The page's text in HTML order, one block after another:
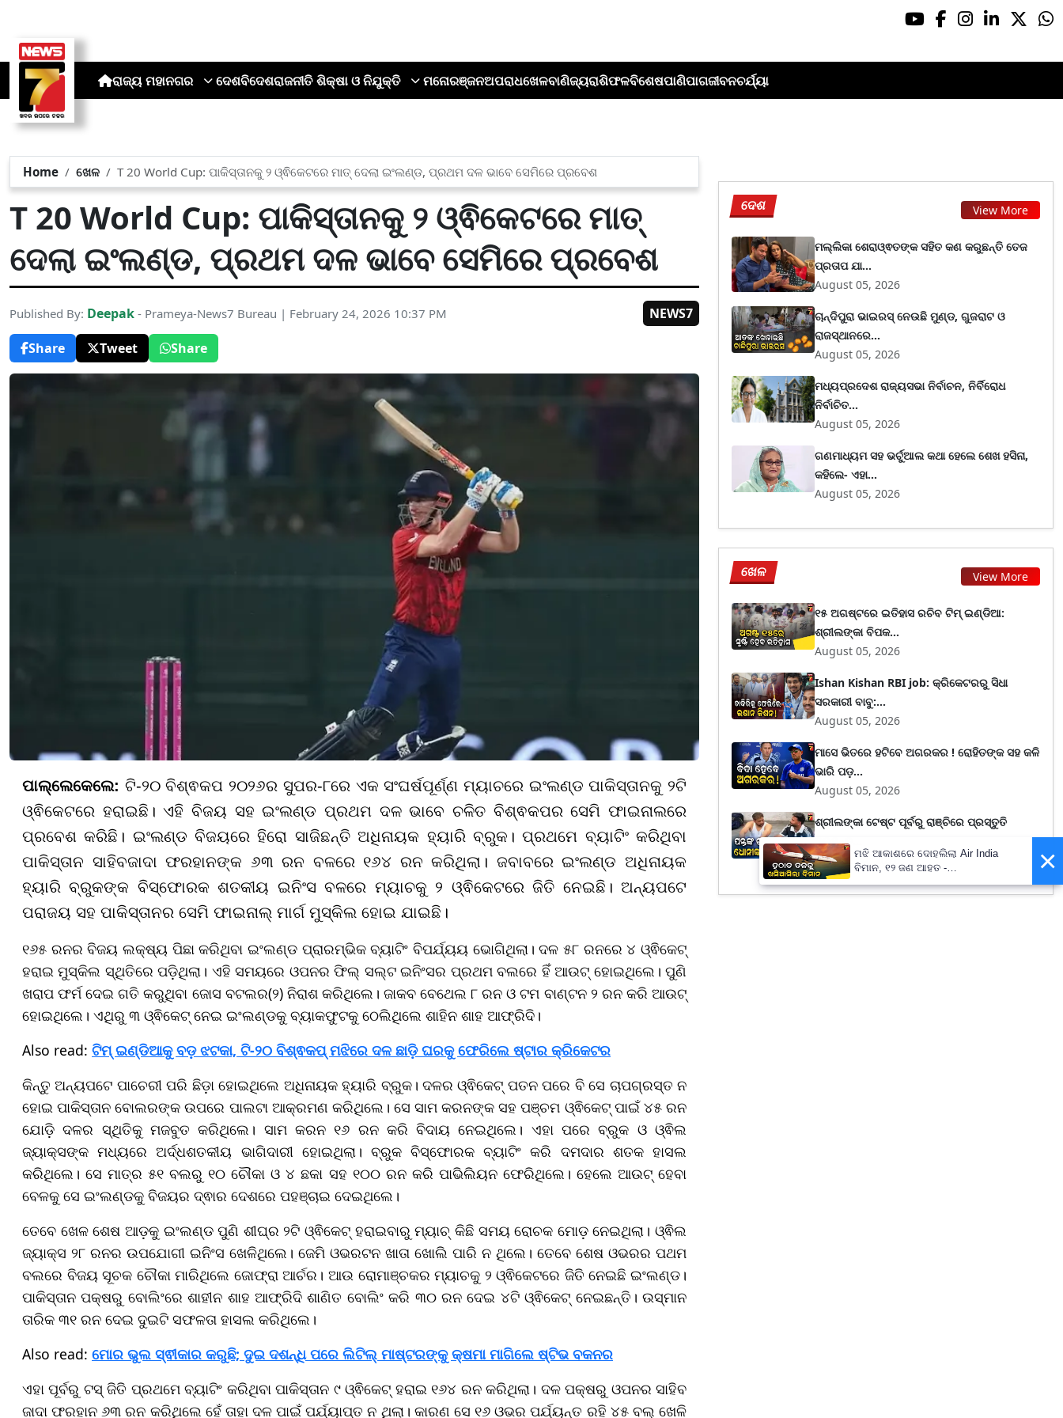
ରାଜ୍ୟ ମହାନଗର ଦେଶବିଦେଶରାଜନୀତି ଶିକ୍ଷା ଓ ନିଯୁକ୍ତି ମନୋରଞ୍ଜନଅପରାଧଖେଳବାଣିଜ୍ୟରାଶିଫଳବିଶେଷପାଣିପାଗଜୀବନଚର୍ଯ୍ୟା
Home ଖେଳ T 20 World Cup: ପାକିସ୍ତାନକୁ ୨ ଓ୍ଵିକେଟରେ ମାତ୍ ଦେଲା ଇଂଲଣ୍ଡ, ପ୍ରଥମ ଦଳ ଭାବେ ସେମିରେ ପ୍ରବେଶ
T 20 World Cup: ପାକିସ୍ତାନକୁ ୨ ଓ୍ଵିକେଟରେ ମାତ୍
ଦେଲା ଇଂଲଣ୍ଡ, ପ୍ରଥମ ଦଳ ଭାବେ ସେମିରେ ପ୍ରବେଶ
Published By: Deepak - Prameya-News7 Bureau | February 24, 2026 10:37 PM
NEWS7
Share
Tweet Share
ପାଲ୍ଲେକେଲେ: ଟି-୨୦ ବିଶ୍ଵକପ ୨୦୨୬ର ସୁପର-୮ରେ ଏକ ସଂଘର୍ଷପୂର୍ଣ୍ଣ ମ୍ୟାଚରେ ଇଂଲଣ୍ଡ ପାକିସ୍ତାନକୁ ୨ଟି
ଓ୍ଵିକେଟରେ ହରାଇଛି। ଏହି ବିଜୟ ସହ ଇଂଲଣ୍ଡ ପ୍ରଥମ ଦଳ ଭାବେ ଚଳିତ ବିଶ୍ଵକପର ସେମି ଫାଇନାଲରେ
ପ୍ରବେଶ କରିଛି। ଇଂଲଣ୍ଡ ବିଜୟରେ ହିରୋ ସାଜିଛନ୍ତି ଅଧିନାୟକ ହ୍ୟାରି ବ୍ରୁକ। ପ୍ରଥମେ ବ୍ୟାଟିଂ କରିଥିବା
ପାକିସ୍ତାନ ସାହିବଜାଦା ଫରହାନଙ୍କ ୬୩ ରନ ବଳରେ ୧୬୪ ରନ କରିଥିଲା। ଜବାବରେ ଇଂଲଣ୍ଡ ଅଧିନାୟକ
ହ୍ୟାରି ବ୍ରୁକଙ୍କ ବିସ୍ଫୋରକ ଶତକୀୟ ଇନିଂସ ବଳରେ ମ୍ୟାଚକୁ ୨ ଓ୍ଵିକେଟରେ ଜିତି ନେଇଛି। ଅନ୍ୟପଟେ
ପରାଜୟ ସହ ପାକିସ୍ତାନର ସେମି ଫାଇନାଲ୍ ମାର୍ଗ ମୁସ୍କିଲ ହୋଇ ଯାଇଛି।
୧୬୫ ରନର ବିଜୟ ଲକ୍ଷ୍ୟ ପିଛା କରିଥିବା ଇଂଲଣ୍ଡ ପ୍ରାରମ୍ଭିକ ବ୍ୟାଟିଂ ବିପର୍ଯ୍ୟୟ ଭୋଗିଥିଲା। ଦଳ ୫୮ ରନରେ ୪ ଓ୍ଵିକେଟ୍
ହରାଇ ମୁସ୍କିଲ ସ୍ଥିତିରେ ପଡ଼ିଥିଲା। ଏହି ସମୟରେ ଓପନର ଫିଲ୍ ସଲ୍ଟ ଇନିଂସର ପ୍ରଥମ ବଲରେ ହିଁ ଆଉଟ୍ ହୋଇଥିଲେ। ପୁଣି
ଖରାପ ଫର୍ମ ଦେଇ ଗତି କରୁଥିବା ଜୋସ ବଟଲର(୨) ନିରାଶ କରିଥିଲେ। ଜାକବ ବେଥେଲ ୮ ରନ ଓ ଟମ ବାଣ୍ଟନ ୨ ରନ କରି ଆଉଟ୍
ହୋଇଥିଲେ। ଏଥିରୁ ୩ ଓ୍ଵିକେଟ୍ ନେଇ ଇଂଲଣ୍ଡକୁ ବ୍ୟାକଫୁଟକୁ ଠେଲିଥିଲେ ଶାହିନ ଶାହ ଆଫ୍ରିଦି।
Also read: ଟିମ୍ ଇଣ୍ଡିଆକୁ ବଡ଼ ଝଟକା, ଟି-୨୦ ବିଶ୍ଵକପ୍ ମଝିରେ ଦଳ ଛାଡ଼ି ଘରକୁ ଫେରିଲେ ଷ୍ଟାର କ୍ରିକେଟର
କିନ୍ତୁ ଅନ୍ୟପଟେ ପାଚେରୀ ପରି ଛିଡ଼ା ହୋଇଥିଲେ ଅଧିନାୟକ ହ୍ୟାରି ବ୍ରୁକ। ଦଳର ଓ୍ଵିକେଟ୍ ପତନ ପରେ ବି ସେ ଚାପଗ୍ରସ୍ତ ନ
ହୋଇ ପାକିସ୍ତାନ ବୋଲରଙ୍କ ଉପରେ ପାଲଟା ଆକ୍ରମଣ କରିଥିଲେ। ସେ ସାମ କରନଙ୍କ ସହ ପଞ୍ଚମ ଓ୍ଵିକେଟ୍ ପାଇଁ ୪୫ ରନ
ଯୋଡ଼ି ଦଳର ସ୍ଥିତିକୁ ମଜବୁତ କରିଥିଲେ। ସାମ କରନ ୧୬ ରନ କରି ବିଦାୟ ନେଇଥିଲେ। ଏହା ପରେ ବ୍ରୁକ ଓ ଓ୍ଵିଲ
ଜ୍ୟାକ୍ସଙ୍କ ମଧ୍ୟରେ ଅର୍ଦ୍ଧଶତକୀୟ ଭାଗିଦାରୀ ହୋଇଥିଲା। ବ୍ରୁକ ବିସ୍ଫୋରକ ବ୍ୟାଟିଂ କରି ଦମଦାର ଶତକ ହାସଲ
କରିଥିଲେ। ସେ ମାତ୍ର ୫୧ ବଲରୁ ୧୦ ଚୌକା ଓ ୪ ଛକା ସହ ୧୦୦ ରନ କରି ପାଭିଲିୟନ ଫେରିଥିଲେ। ହେଲେ ଆଉଟ୍ ହେବା
ବେଳକୁ ସେ ଇଂଲଣ୍ଡକୁ ବିଜୟର ଦ୍ଵାର ଦେଶରେ ପହଞ୍ଚାଇ ଦେଇଥିଲେ।
ତେବେ ଖେଳ ଶେଷ ଆଡ଼କୁ ଇଂଲଣ୍ଡ ପୁଣି ଶୀଘ୍ର ୨ଟି ଓ୍ଵିକେଟ୍ ହରାଇବାରୁ ମ୍ୟାଚ୍ କିଛି ସମୟ ରୋଚକ ମୋଡ଼ ନେଇଥିଲା। ଓ୍ଵିଲ
ଜ୍ୟାକ୍ସ ୨୮ ରନର ଉପଯୋଗୀ ଇନିଂସ ଖେଳିଥିଲେ। ଜେମି ଓଭରଟନ ଖାତା ଖୋଲି ପାରି ନ ଥିଲେ। ତେବେ ଶେଷ ଓଭରର ପଥମ
ବଲରେ ବିଜୟ ସୂଚକ ଚୌକା ମାରିଥିଲେ ଜୋଫ୍ରା ଆର୍ଚର। ଆଉ ରୋମାଞ୍ଚକର ମ୍ୟାଚକୁ ୨ ଓ୍ଵିକେଟରେ ଜିତି ନେଇଛି ଇଂଲଣ୍ଡ।
ପାକିସ୍ତାନ ପକ୍ଷରୁ ବୋଲିଂରେ ଶାହୀନ ଶାହ ଆଫ୍ରିଦି ଶାଣିତ ବୋଲିଂ କରି ୩୦ ରନ ଦେଇ ୪ଟି ଓ୍ଵିକେଟ୍ ନେଇଛନ୍ତି। ଉସ୍ମାନ
ତାରିକ ୩୧ ରନ ଦେଇ ଦୁଇଟି ସଫଳତା ହାସଲ କରିଥିଲେ।
Also read: ମୋର ଭୁଲ ସ୍ଵୀକାର କରୁଛି; ଦୁଇ ଦଶନ୍ଧି ପରେ ଲିଟିଲ୍ ମାଷ୍ଟରଙ୍କୁ କ୍ଷମା ମାଗିଲେ ଷ୍ଟିଭ ବକନର
ଏହା ପୂର୍ବରୁ ଟସ୍ ଜିତି ପ୍ରଥମେ ବ୍ୟାଟିଂ କରିଥିବା ପାକିସ୍ତାନ ୯ ଓ୍ଵିକେଟ୍ ହରାଇ ୧୬୪ ରନ କରିଥିଲା। ଦଳ ପକ୍ଷରୁ ଓପନର ସାହିବ
ଜାଦା ଫରହାନ ୬୩ ରନ କରିଥିଲେ ହେଁ ତାହା ଦଳ ପାଇଁ ପର୍ଯ୍ୟାପ୍ତ ନ ଥିଲା। କାରଣ ସେ ୧୬ ଓଭର ପର୍ଯ୍ୟନ୍ତ ରହି ୪୫ ବଲ୍ ଖେଳି
ଦେଶ View More
ମଲ୍ଲିକା ଶେରାଓ୍ଵତଙ୍କ ସହିତ କଣ କରୁଛନ୍ତି ତେଜ
ପ୍ରତାପ ଯା...
August 05, 2026
ଚାନ୍ଦିପୁରା ଭାଇରସ୍ ନେଉଛି ମୁଣ୍ଡ, ଗୁଜରାଟ ଓ
ରାଜସ୍ଥାନରେ...
August 05, 2026
ମଧ୍ୟପ୍ରଦେଶ ରାଜ୍ୟସଭା ନିର୍ବାଚନ, ନିର୍ବିରୋଧ
ନିର୍ବାଚିତ...
August 05, 2026
ଗଣମାଧ୍ୟମ ସହ ଭର୍ଚୁଆଲ କଥା ହେଲେ ଶେଖ ହସିନା,
କହିଲେ- ଏହା...
August 05, 2026
ଖେଳ View More
୧୫ ଅଗଷ୍ଟରେ ଇତିହାସ ରଚିବ ଟିମ୍ ଇଣ୍ଡିଆ:
ଶ୍ରୀଲଙ୍କା ବିପକ...
August 05, 2026
Ishan Kishan RBI job: କ୍ରିକେଟରରୁ ସିଧା
ସରକାରୀ ବାବୁ:...
August 05, 2026
ମାସେ ଭିତରେ ହଟିବେ ଅଗରକର ! ରୋହିତଙ୍କ ସହ କଳି
ଭାରି ପଡ଼...
August 05, 2026
ଶ୍ରୀଲଙ୍କା ଟେଷ୍ଟ ପୂର୍ବରୁ ରାଞ୍ଚିରେ ପ୍ରସ୍ତୁତି
କରୁଛନ୍ତ...
August 04, 2026
×
ମଝି ଆକାଶରେ ଦୋହଲିଲା Air India
ବିମାନ, ୧୨ ଜଣ ଆହତ -
PrameyaNews7